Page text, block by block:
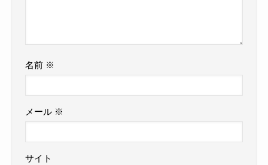
名前 ※
メール ※
サイト